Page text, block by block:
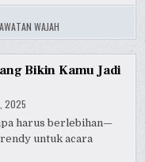
WAJAH
Bikin Kamu Jadi
2025
harus berlebihan—
untuk acara